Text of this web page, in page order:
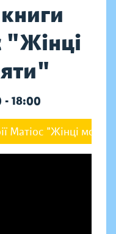
"Жінці
- 18:00
Матіос "Жінці